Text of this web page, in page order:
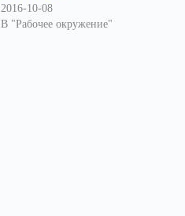
2016-10-08
В "Рабочее окружение"